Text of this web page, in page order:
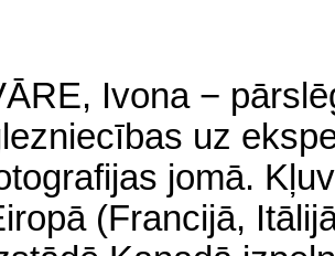
Ivona −
uz
jomā.
(Francijā,